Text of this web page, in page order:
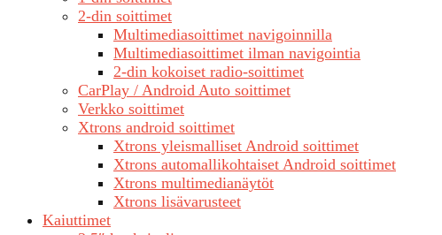
2-din soittimet
Multimediasoittimet navigoinnilla
Multimediasoittimet ilman navigointia
2-din kokoiset radio-soittimet
CarPlay / Android Auto soittimet
Verkko soittimet
Xtrons android soittimet
Xtrons yleismalliset Android soittimet
Xtrons automallikohtaiset Android soittimet
Xtrons multimedianäytöt
Xtrons lisävarusteet
Kaiuttimet